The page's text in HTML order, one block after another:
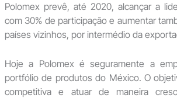
Polomex prevê, até 2020, alcançar a
com 30% de participação e aumentar
países vizinhos, por intermédio da
Hoje a Polomex é seguramente a
portfólio de produtos do México. O
competitiva e atuar de maneira